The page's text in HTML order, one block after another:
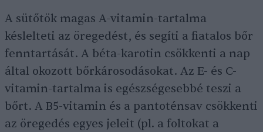
A sütőtök magas A-vitamin-tartalma
késlelteti az öregedést, és segíti a fiatalos bőr
fenntartását. A béta-karotin csökkenti a nap
által okozott bőrkárosodásokat. Az E- és C-
vitamin-tartalma is egészségesebbé teszi a
bőrt. A B5-vitamin és a pantoténsav csökkenti
az öregedés egyes jeleit (pl. a foltokat a